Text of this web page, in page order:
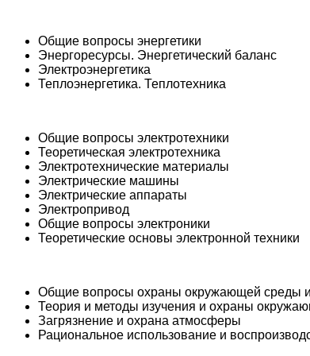
Общие вопросы энергетики
Энергоресурсы. Энергетический баланс
Электроэнергетика
Теплоэнергетика. Теплотехника
Общие вопросы электротехники
Теоретическая электротехника
Электротехнические материалы
Электрические машины
Электрические аппараты
Электропривод
Общие вопросы электроники
Теоретические основы электронной техники
Общие вопросы охраны окружающей среды и
Теория и методы изучения и охраны
Загрязнение и охрана атмосферы
Рациональное использование и